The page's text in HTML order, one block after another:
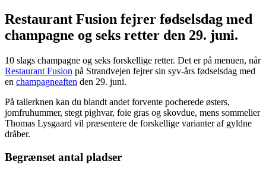
Restaurant Fusion fejrer fødselsdag med
champagne og seks retter den 29. juni.
10 slags champagne og seks forskellige retter. Det er på menuen, når
Restaurant Fusion på Strandvejen fejrer sin syv-års fødselsdag med
en champagneaften den 29. juni.
På tallerknen kan du blandt andet forvente pocherede østers,
jomfruhummer, stegt pighvar, foie gras og skovdue, mens sommelier
Thomas Lysgaard vil præsentere de forskellige varianter af gyldne
dråber.
Begrænset antal pladser